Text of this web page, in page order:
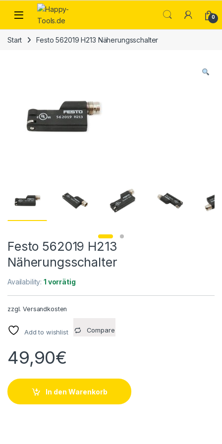
Skip to navigation
Skip to content
Open 0
Start Festo 562019 H213 Näherungsschalter
Festo 562019 H213
Näherungsschalter
Availability:1 vorrätig
zzgl.Versandkosten
Add to wishlist Compare
49,90€
In den Warenkorb